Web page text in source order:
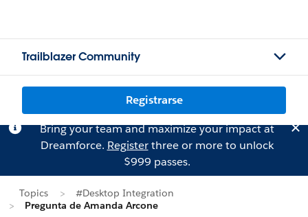
Trailblazer Community
Registrarse
Bring your team and maximize your impact at
Dreamforce. Registerthree or more to unlock
$999 passes.
Topics
#Desktop Integration
Pregunta de Amanda Arcone